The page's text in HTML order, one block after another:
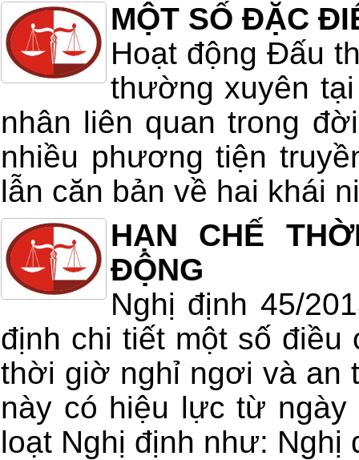
MỘT SỐ ĐẶC
Hoạt động Đấu
thường xuyên
nhân liên quan trong
nhiều phương tiện
lẫn căn bản về hai khái
HẠN CHẾ
ĐỘNG
Nghị định 45/
định chi tiết một số
thời giờ nghỉ ngơi và an
này có hiệu lực từ ngày
loạt Nghị định như: Nghị